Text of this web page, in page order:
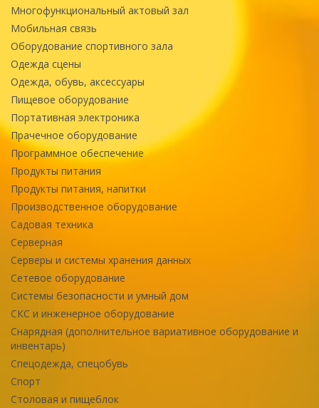
Многофункциональный актовый зал
Мобильная связь
Оборудование спортивного зала
Одежда сцены
Одежда, обувь, аксессуары
Пищевое оборудование
Портативная электроника
Прачечное оборудование
Программное обеспечение
Продукты питания
Продукты питания, напитки
Производственное оборудование
Садовая техника
Серверная
Серверы и системы хранения данных
Сетевое оборудование
Системы безопасности и умный дом
СКС и инженерное оборудование
Снарядная (дополнительное вариативное оборудование и
инвентарь)
Спецодежда, спецобувь
Спорт
Столовая и пищеблок